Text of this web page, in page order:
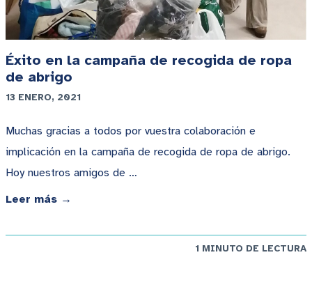
Éxito en la campaña de recogida de ropa
de abrigo
13 ENERO, 2021
Muchas gracias a todos por vuestra colaboración e
implicación en la campaña de recogida de ropa de abrigo.
Hoy nuestros amigos de …
Leer más →
1 MINUTO DE LECTURA